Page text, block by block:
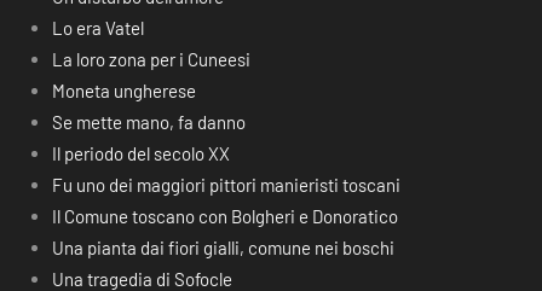
Lo era Vatel
La loro zona per i Cuneesi
Moneta ungherese
Se mette mano, fa danno
Il periodo del secolo XX
Fu uno dei maggiori pittori manieristi toscani
Il Comune toscano con Bolgheri e Donoratico
Una pianta dai fiori gialli, comune nei boschi
Una tragedia di Sofocle